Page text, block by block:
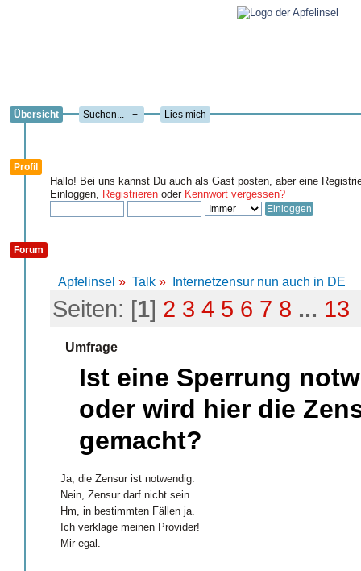
Übersicht + Lies mich
Profil
Hallo! Bei uns kannst Du auch als Gast posten, aber eine
Einloggen, Registrieren oder Kennwort vergessen?
Forum
Apfelinsel » Talk » Internetzensur nun auch in DE
Seiten: [1] 2 3 4 5 6 7 8 ... 13
Umfrage
Ist eine Sperrung
oder wird hier die
gemacht?
Ja, die Zensur ist notwendig.
Nein, Zensur darf nicht sein.
Hm, in bestimmten Fällen ja.
Ich verklage meinen Provider!
Mir egal.